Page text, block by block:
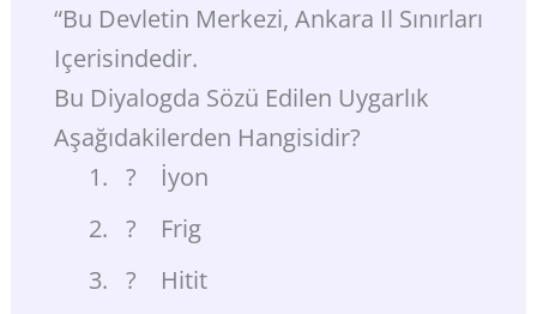
“Bu Devletin Merkezi, Ankara Il Sınırları
Içerisindedir.
Bu Diyalogda Sözü Edilen Uygarlık
Aşağıdakilerden Hangisidir?
? İyon
? Frig
? Hitit